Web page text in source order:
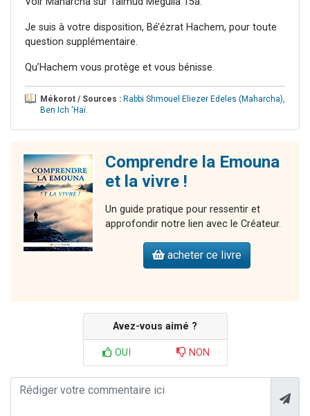
Je suis à votre disposition, Bé’ézrat Hachem, pour toute
question supplémentaire.
Qu’Hachem vous protège et vous bénisse.
Mékorot / Sources : Rabbi Shmouel Eliezer Edeles (Maharcha),
Ben Ich 'Haï.
Comprendre la Emouna
et la vivre !
Un guide pratique pour ressentir et
approfondir notre lien avec le Créateur.
acheter ce livre
Avez-vous aimé ?
OUI NON